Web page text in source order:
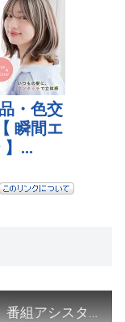
【小池徹平のスカイファイト#78】番組アシスタントの福岡みなみさん卒業スペシャル！これまでの珍言・迷言を小池さんと一緒に振り返ります！